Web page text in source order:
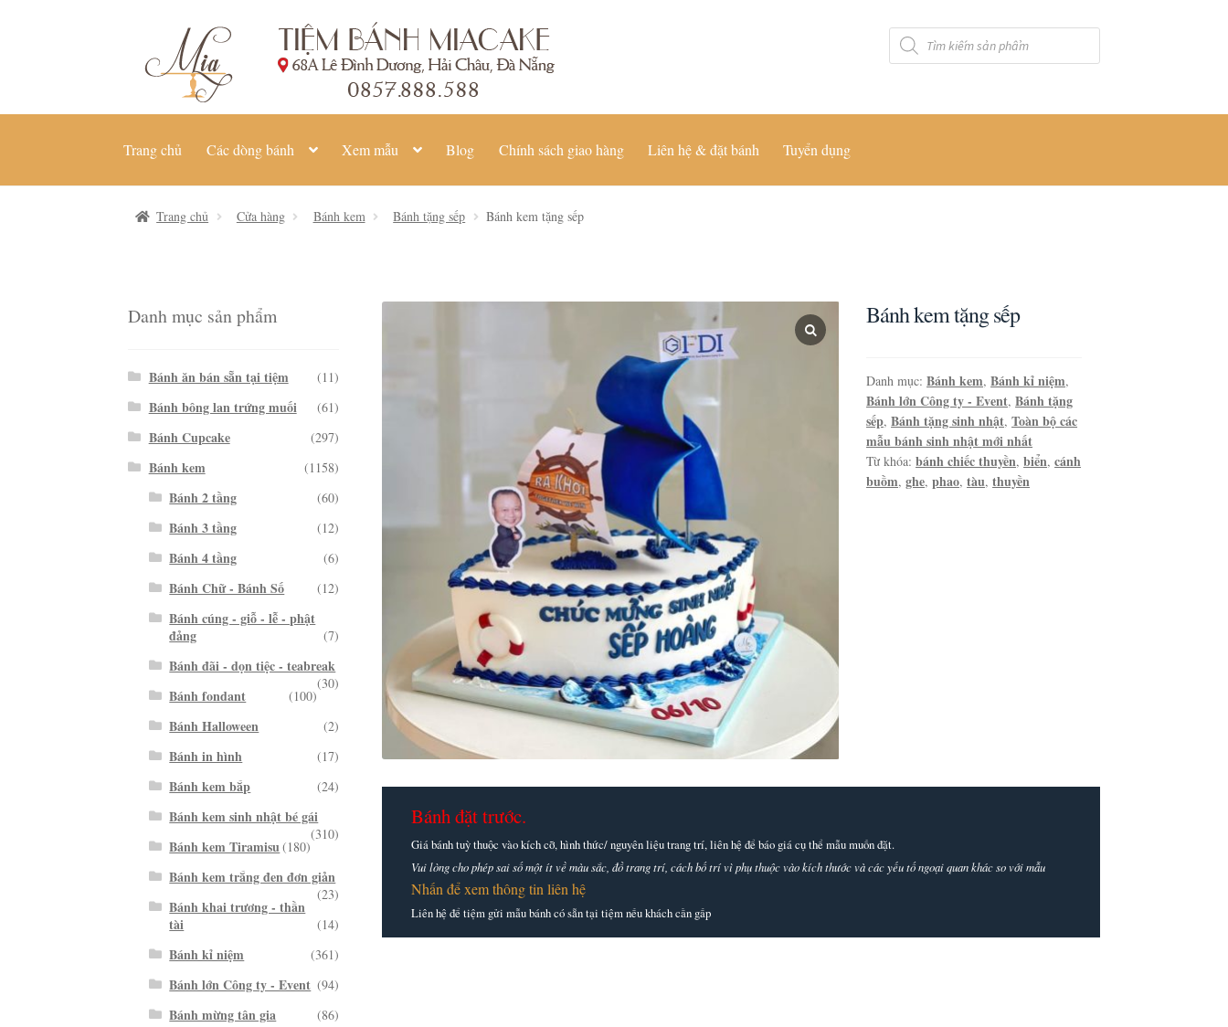
Điều
nội
Tìm
kiếm
sản
Trang chủ Các dòng bánh Xem mẫu Blog Chính sách giao hàng Liên hệ & đặt bánh Tuyển dụng
Trang chủ Cửa hàng Bánh kem Bánh tặng sếp Bánh kem tặng sếp
Bánh kem tặng sếp
Danh mục:Bánh kem,Bánh kỉ niệm,
Bánh lớn Công ty - Event,Bánh tặng
sếp,Bánh tặng sinh nhật,Toàn bộ các
mẫu bánh sinh nhật mới nhất
Từ khóa:bánh chiếc thuyền,biển,cánh
buồm,ghe,phao,tàu,thuyền
Bánh đặt trước.
Giá bánh tuỳ thuộc vào kích cỡ, hình thức/ nguyên liệu trang trí, liên hệ để báo giá cụ thể mẫu muốn đặt.
Vui lòng cho phép sai số một ít về màu sắc, đồ trang trí, cách bố trí vì phụ thuộc vào kích thước và các yếu tố ngoại quan khác so với mẫu
Nhấn để xem thông tin liên hệ
Liên hệ để tiệm gửi mẫu bánh có sẵn tại tiệm nếu khách cần gấp
Danh mục sản phẩm
Bánh ăn bán sẵn tại tiệm (11)
Bánh bông lan trứng muối (61)
Bánh Cupcake (297)
Bánh kem (1158)
Bánh 2 tầng (60)
Bánh 3 tầng (12)
Bánh 4 tầng (6)
Bánh Chữ - Bánh Số (12)
Bánh cúng - giỗ - lễ - phật
đảng
(7)
Bánh đãi - dọn tiệc - teabreak
(30)
Bánh fondant (100)
Bánh Halloween (2)
Bánh in hình (17)
Bánh kem bắp (24)
Bánh kem sinh nhật bé gái
(310)
Bánh kem Tiramisu(180)
Bánh kem trắng đen đơn giản
(23)
Bánh khai trương - thần
tài
(14)
Bánh kỉ niệm (361)
Bánh lớn Công ty - Event (94)
Bánh mừng tân gia (86)